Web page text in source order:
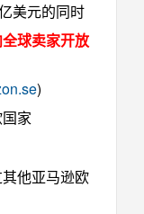
美元的同时
球卖家开放
)
家
他亚马逊欧